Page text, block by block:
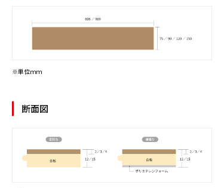
※単位ｍｍ
断面図